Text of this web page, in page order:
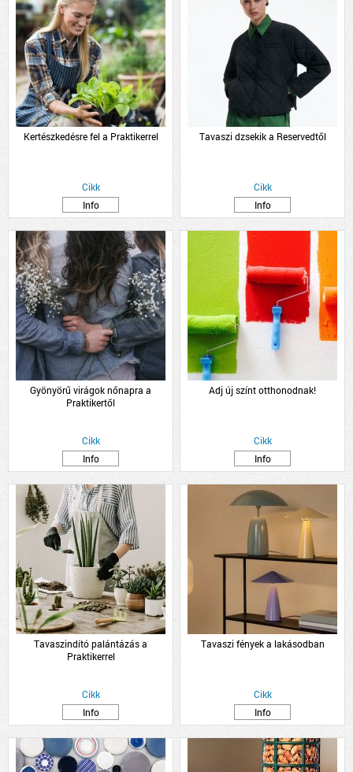
Kertészkedésre fel a Praktikerrel
Cikk
Info
Tavaszi dzsekik a Reservedtől
Cikk
Info
Gyönyörű virágok nőnapra a
Praktikertől
Cikk
Info
Adj új színt otthonodnak!
Cikk
Info
Tavaszindító palántázás a
Praktikerrel
Cikk
Info
Tavaszi fények a lakásodban
Cikk
Info